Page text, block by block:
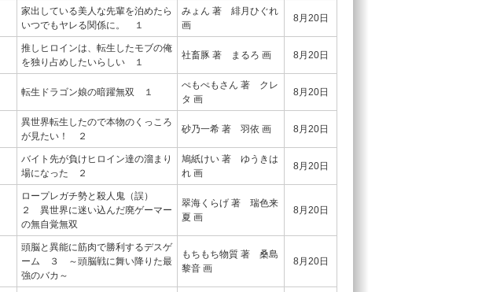
家出している美人な先輩を泊めたら
いつでもヤレる関係に。 １
みょん 著 緋月ひぐれ
画
8月20日
推しヒロインは、転生したモブの俺
を独り占めしたいらしい １
社畜豚 著 まるろ 画 8月20日
転生ドラゴン娘の暗躍無双 １
ぺもぺもさん 著 クレ
タ 画
8月20日
異世界転生したので本物のくっころ
が見たい！ ２
砂乃一希 著 羽依 画 8月20日
バイト先が負けヒロイン達の溜まり
場になった ２
鳩紙けい 著 ゆうきは
れ 画
8月20日
ロープレガチ勢と殺人鬼（誤）
２ 異世界に迷い込んだ廃ゲーマー
の無自覚無双
翠海くらげ 著 瑞色来
夏 画
8月20日
頭脳と異能に筋肉で勝利するデスゲ
ーム ３ ～頭脳戦に舞い降りた最
強のバカ～
もちもち物質 著 桑島
黎音 画
8月20日